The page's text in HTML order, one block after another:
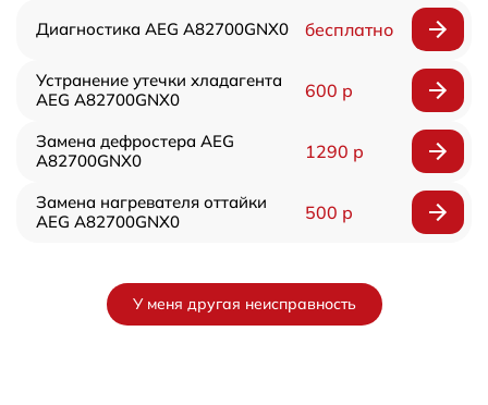
Диагностика AEG A82700GNX0 бесплатно
Устранение утечки хладагента
AEG A82700GNX0
600 р
Замена дефростера AEG
A82700GNX0
1290 р
Замена нагревателя оттайки
AEG A82700GNX0
500 р
У меня другая неисправность